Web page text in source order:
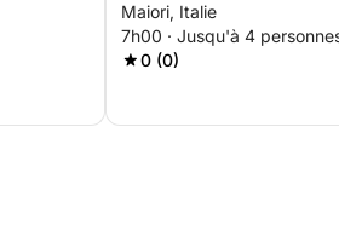
7 heures
Maiori, Italie
7h00 · Jusqu'à 4
0 (0)